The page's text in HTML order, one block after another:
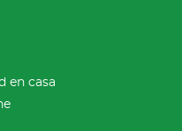
en casa